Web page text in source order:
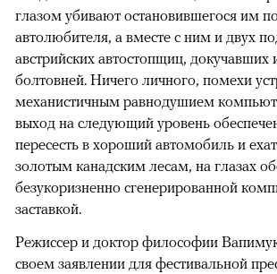
глазом убивают остановившегося им
автолюбителя, а вместе с ним и двух
австрийских автостопщиц, докучавших
болтовней. Ничего личного, помехи
механистичным равнодушием
выход на следующий уровень
пересесть в хороший автомобиль и
золотым канадским лесам, на глазах
безукоризненно сгенерированной
заставкой.
Режиссер и доктор философии
своем заявлении для фестивальной